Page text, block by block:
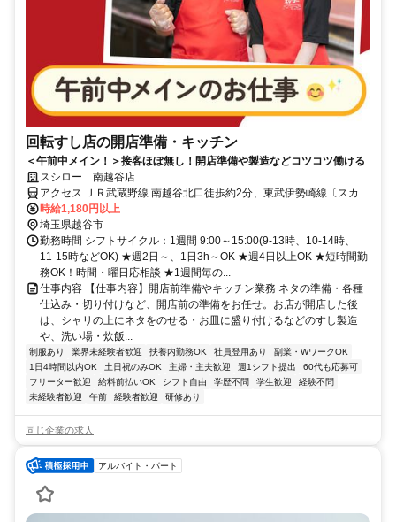
回転すし店の開店準備・キッチン
＜午前中メイン！＞接客ほぼ無し！開店準備や製造などコツコツ働ける
スシロー 南越谷店
アクセス ＪＲ武蔵野線 南越谷北口徒歩約2分、東武伊勢崎線〔スカイ
ツリーライン〕 新越谷東口徒歩約3分、東武伊勢崎線〔スカイツリー
ライン〕 蒲生東口徒歩約16分
時給1,180円以上
埼玉県越谷市
勤務時間 シフトサイクル：1週間 9:00～15:00(9-13時、10-14時、
11-15時などOK) ★週2日～、1日3h～OK ★週4日以上OK ★短時間勤
務OK！時間・曜日応相談 ★1週間毎の...
仕事内容 【仕事内容】開店前準備やキッチン業務 ネタの準備・各種
仕込み・切り付けなど、開店前の準備をお任せ。お店が開店した後
は、シャリの上にネタをのせる・お皿に盛り付けるなどのすし製造
や、洗い場・炊飯...
制服あり 業界未経験者歓迎 扶養内勤務OK 社員登用あり
副業・WワークOK
1日4時間以内OK
土日祝のみOK 主婦・主夫歓迎 週1シフト提出
60代も応募可
フリーター歓迎
給料前払いOK シフト自由 学歴不問 学生歓迎
経験不問
未経験者歓迎
午前 経験者歓迎 研修あり
同じ企業の求人
アルバイト・パート